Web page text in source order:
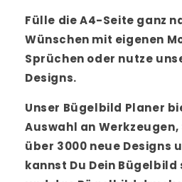
Fülle die A4-Seite ganz
Wünschen mit eigenen
Sprüchen oder nutze
Designs.
Unser Bügelbild Planer
Auswahl an
über 3000 neue Designs
kannst Du Dein